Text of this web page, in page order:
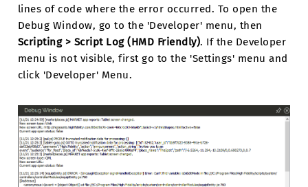
lines of code where the error occurred. To open the
Debug Window, go to the 'Developer' menu, then
Scripting > Script Log (HMD Friendly). If the Developer
menu is not visible, first go to the 'Settings' menu and
click 'Developer' Menu.